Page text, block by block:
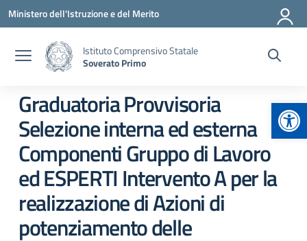
Vai ai contenuti
Vai al menu di navigazione
Vai al footer
Ministero dell'Istruzione e del Merito
Istituto Comprensivo Statale
Soverato Primo
Graduatoria Provvisoria
Selezione interna ed esterna
Componenti Gruppo di Lavoro
ed ESPERTI Intervento A per la
realizzazione di Azioni di
potenziamento delle